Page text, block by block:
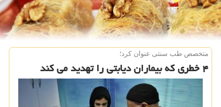
متخصص طب سنتی عنوان كرد؛
۴ خطری كه بیماران دیابتی را تهدید می كند